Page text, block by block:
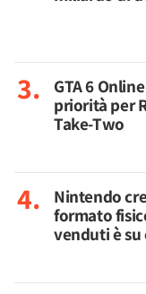
GTA 6
priorità per
Take-Two
Nintendo
formato
venduti è